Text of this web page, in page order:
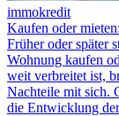
immokredit
Kaufen oder
Früher oder später
Wohnung kaufen
weit verbreitet ist,
Nachteile mit sich.
die Entwicklung